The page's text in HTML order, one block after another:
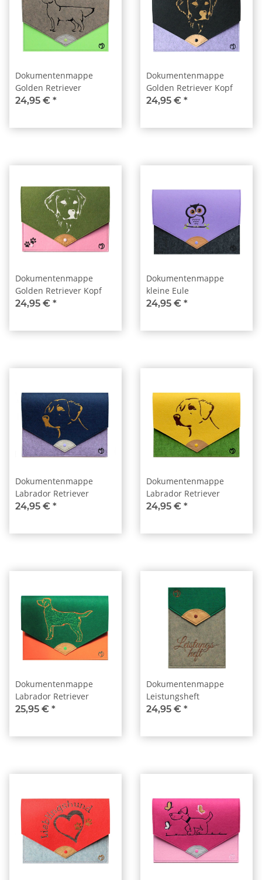
Dokumentenmappe
Golden Retriever
24,95 € *
Dokumentenmappe
Golden Retriever Kopf
24,95 € *
Dokumentenmappe
Golden Retriever Kopf
24,95 € *
Dokumentenmappe
kleine Eule
24,95 € *
Dokumentenmappe
Labrador Retriever
24,95 € *
Dokumentenmappe
Labrador Retriever
24,95 € *
Dokumentenmappe
Labrador Retriever
25,95 € *
Dokumentenmappe
Leistungsheft
24,95 € *